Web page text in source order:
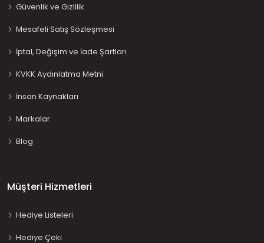
Güvenlik ve Gizlilik
Mesafeli Satış Sözleşmesi
İptal, Değişim ve İade Şartları
KVKK Aydınlatma Metni
İnsan Kaynakları
Markalar
Blog
Müşteri Hizmetleri
Hediye Listeleri
Hediye Çeki